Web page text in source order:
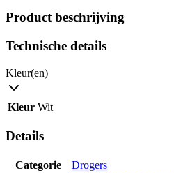
Product beschrijving
Technische details
Kleur(en)
Kleur Wit
Details
Categorie
Drogers